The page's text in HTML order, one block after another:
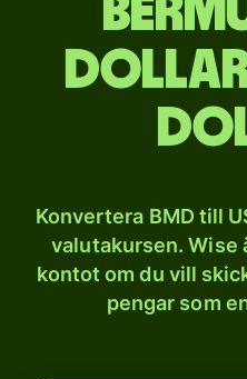
dollar
Konvertera BMD till
valutakursen.
kontot om du vill
pengar som